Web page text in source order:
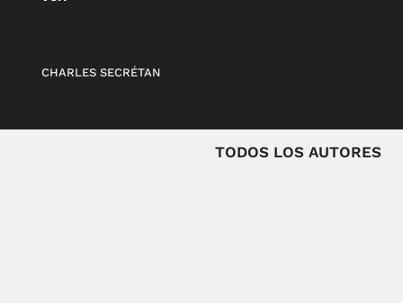
CHARLES SECRÉTAN
TODOS LOS AUTORES